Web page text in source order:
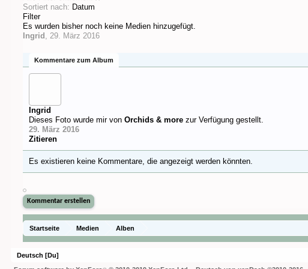
Sortiert nach: Datum
Filter
Es wurden bisher noch keine Medien hinzugefügt.
Ingrid ,29. März 2016
Kommentare zum Album
Ingrid
Dieses Foto wurde mir vonOrchids & more zur Verfügung gestellt.
29. März 2016
Zitieren
Es existieren keine Kommentare, die angezeigt werden könnten.
Startseite Medien Alben
Deutsch [Du]